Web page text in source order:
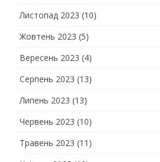
Листопад 2023 (10)
Жовтень 2023 (5)
Вересень 2023 (4)
Серпень 2023 (13)
Липень 2023 (13)
Червень 2023 (10)
Травень 2023 (11)